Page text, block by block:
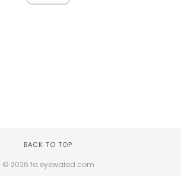
BACK TO TOP
© 2026 fa.eyewated.com